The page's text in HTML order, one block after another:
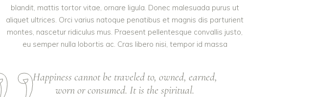
blandit, mattis tortor vitae, ornare ligula. Donec malesuada purus ut
aliquet ultrices. Orci varius natoque penatibus et magnis dis parturient
montes, nascetur ridiculus mus. Praesent pellentesque convallis justo,
eu semper nulla lobortis ac. Cras libero nisi, tempor id massa
Happiness cannot be traveled to, owned, earned,
worn or consumed. It is the spiritual.